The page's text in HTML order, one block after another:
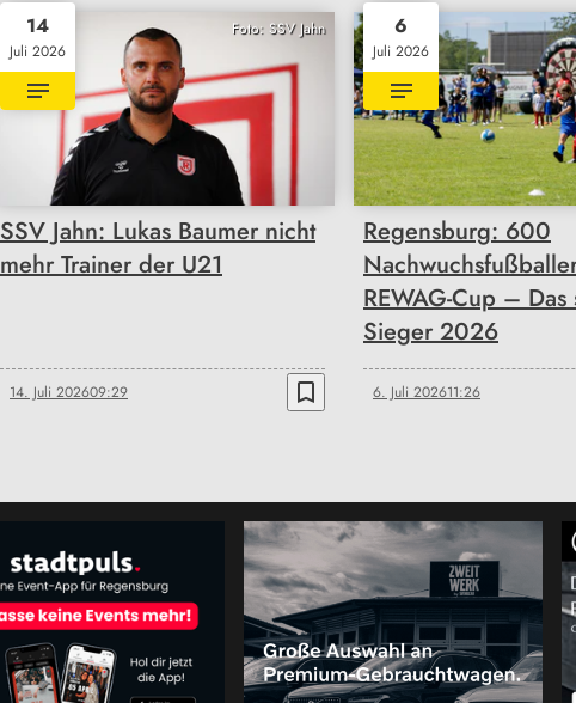
Foto: SSV Jahn
14
Juli 2026
SSV Jahn: Lukas Baumer nicht
mehr Trainer der U21
14. Juli 202609:29 bookmark_border
6
Juli 2026
Regensburg: 600
REWAG-Cup –
Sieger 2026
6. Juli 202611:26